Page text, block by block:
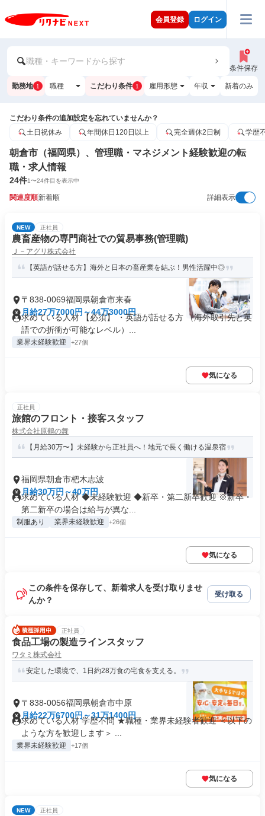
会員登録 ログイン
職種・キーワードから探す
条件保存
勤務地 1 職種 こだわり条件 1 雇用形態 年収 新着のみ
こだわり条件の追加設定を忘れていませんか？
土日祝休み
年間休日120日以上 完全週休2日制 学歴
朝倉市（福岡県）、管理職・マネジメント経験歓迎の転
職・求人情報
24件1〜24件目を表示中
関連度順新着順 詳細表示
NEW 正社員
農畜産物の専門商社での貿易事務(管理職)
Ｊ－アグリ株式会社
【英語が話せる方】海外と日本の畜産業を結ぶ！男性活躍中◎
〒838-0069福岡県朝倉市来春
月給27万7000円～44万3000円
求めている人材 【必須】 ・英語が話せる方 （海外取引先と英
語での折衝が可能なレベル）...
業界未経験歓迎 +27個
気になる
正社員
旅館のフロント・接客スタッフ
株式会社原鶴の舞
【月給30万〜】未経験から正社員へ！地元で長く働ける温泉宿
福岡県朝倉市杷木志波
月給30万円～40万円
求めている人材 ◆未経験歓迎 ◆新卒・第二新卒歓迎 ※新卒・
第二新卒の場合は給与が異な...
制服あり 業界未経験歓迎 +26個
気になる
この条件を保存して、新着求人を受け取りませ
んか？
受け取る
正社員
食品工場の製造ラインスタッフ
ワタミ株式会社
安定した環境で、1日約28万食の宅食を支える。
〒838-0056福岡県朝倉市中原
月給22万6700円～31万1400円
求めている人材 学歴不問 ★職種・業界未経験者歓迎 ＜以下の
ような方を歓迎します＞ ...
業界未経験歓迎 +17個
気になる
NEW 正社員